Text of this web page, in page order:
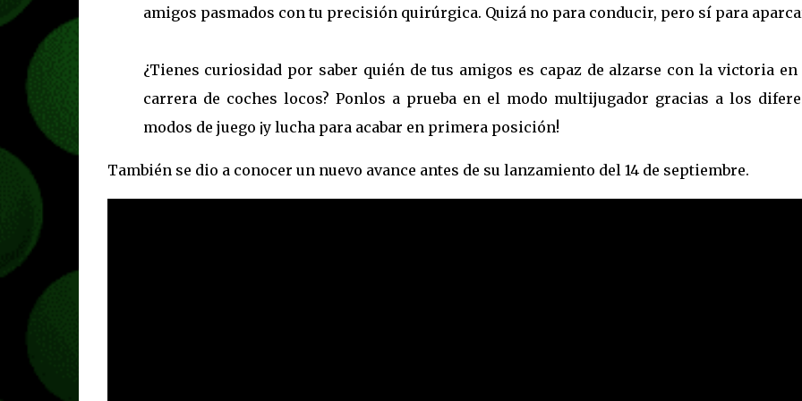
amigos pasmados con tu precisión quirúrgica. Quizá no para conducir, pero sí para
¿Tienes curiosidad por saber quién de tus amigos es capaz de alzarse con la victoria en
carrera de coches locos? Ponlos a prueba en el modo multijugador gracias a los
modos de juego ¡y lucha para acabar en primera posición!
También se dio a conocer un nuevo avance antes de su lanzamiento del 14 de septiembre.